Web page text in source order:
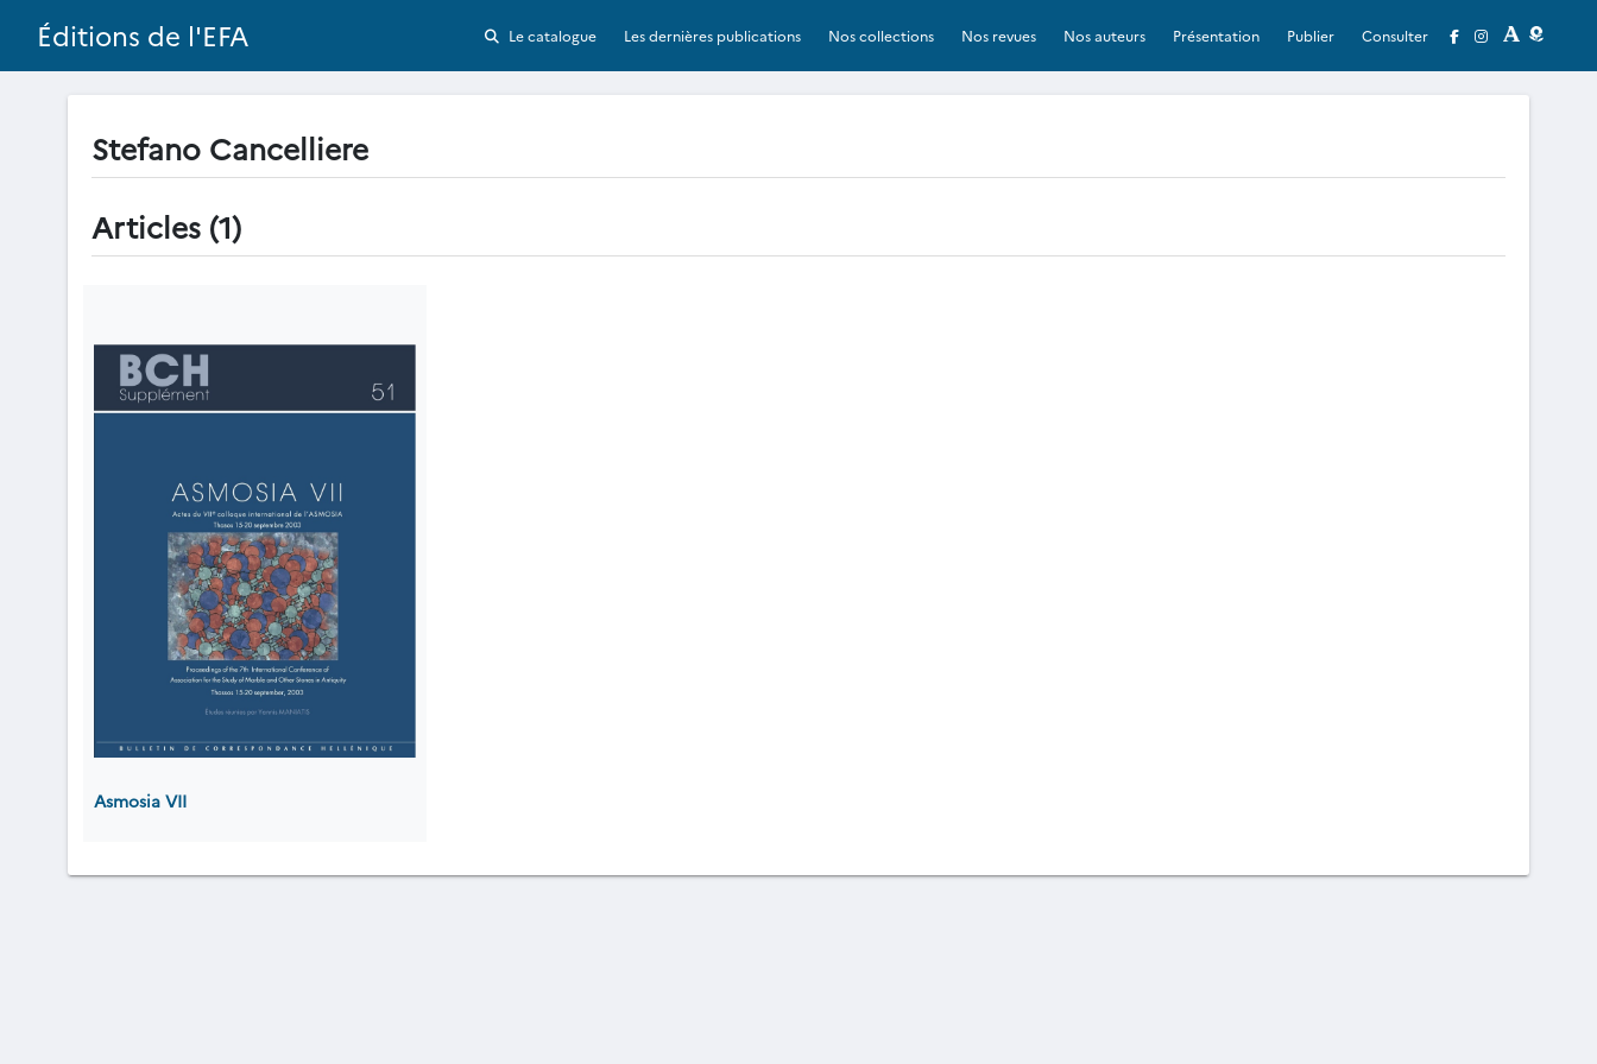
Éditions de l'EFA Le catalogue Les dernières publications Nos collections Nos revues Nos auteurs Présentation Publier Consulter
Stefano Cancelliere
Articles (1)
Asmosia VII